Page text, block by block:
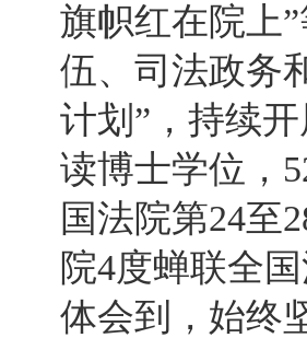
旗帜红在院上
伍、司法政务
计划”，持续
读博士学位，
国法院第24至
院4度蝉联全
体会到，始终